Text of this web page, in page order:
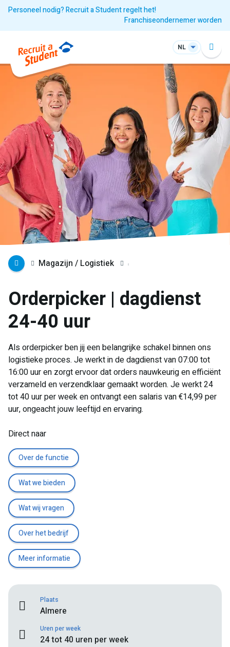
Personeel nodig? Recruit a Student regelt het!
Franchiseondernemer worden
NL
Magazijn / Logistiek
Orderpicker | dagdienst
24-40 uur
Als orderpicker ben jij een belangrijke schakel binnen ons
logistieke proces. Je werkt in de dagdienst van 07:00 tot
16:00 uur en zorgt ervoor dat orders nauwkeurig en efficiënt
verzameld en verzendklaar gemaakt worden. Je werkt 24
tot 40 uur per week en ontvangt een salaris van €14,99 per
uur, ongeacht jouw leeftijd en ervaring.
Direct naar
Over de functie
Wat we bieden
Wat wij vragen
Over het bedrijf
Meer informatie
Plaats
Almere
Uren per week
24 tot 40 uren per week